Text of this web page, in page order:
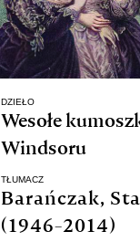
DZIEŁO
Wesołe
Windsoru
TŁUMACZ
Barańczak,
(1946-2014)